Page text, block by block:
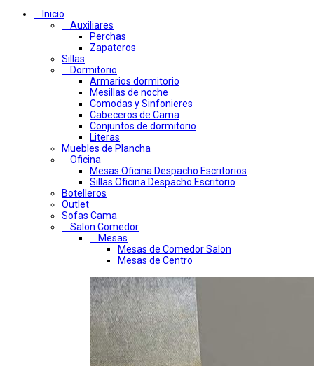
Inicio
Auxiliares
Perchas
Zapateros
Sillas
Dormitorio
Armarios dormitorio
Mesillas de noche
Comodas y Sinfonieres
Cabeceros de Cama
Conjuntos de dormitorio
Literas
Muebles de Plancha
Oficina
Mesas Oficina Despacho Escritorios
Sillas Oficina Despacho Escritorio
Botelleros
Outlet
Sofas Cama
Salon Comedor
Mesas
Mesas de Comedor Salon
Mesas de Centro